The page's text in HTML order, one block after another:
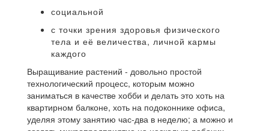
социальной
с точки зрения здоровья физического
тела и её величества, личной кармы
каждого
Выращивание растений - довольно простой
технологический процесс, которым можно
заниматься в качестве хобби и делать это хоть на
квартирном балконе, хоть на подоконнике офиса,
уделяя этому занятию час-два в неделю; а можно и